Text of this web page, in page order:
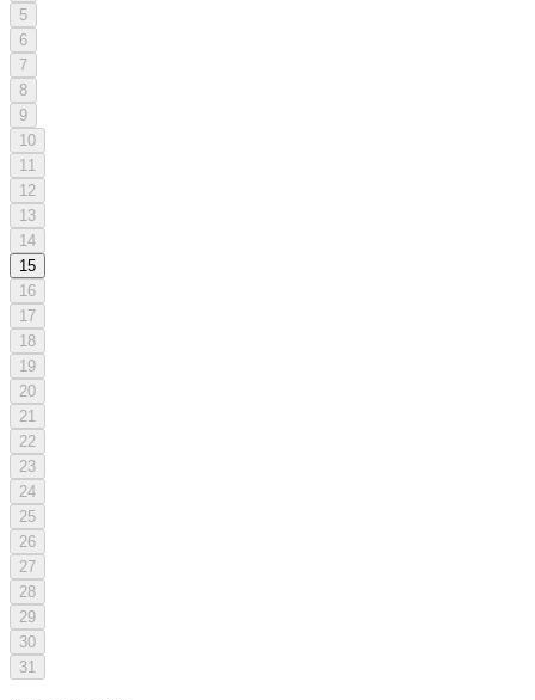
5
6
7
8
9
10
11
12
13
14
15
16
17
18
19
20
21
22
23
24
25
26
27
28
29
30
31